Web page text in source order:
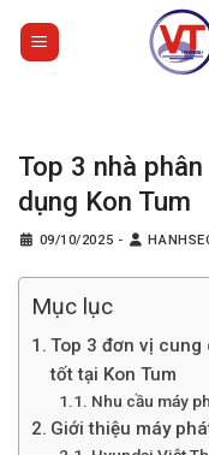
Top 3 nhà
dụng Kon Tum
09/10/2025 -
Mục lục
Top 3 đơn vị cung
tốt tại Kon Tum
Nhu cầu máy
Giới thiệu máy